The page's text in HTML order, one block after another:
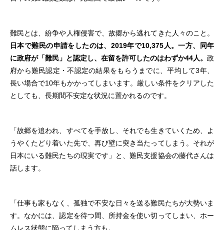
難民とは、紛争や人権侵害で、故郷から逃れてきた人々のこと。
日本で難民の申請をしたのは、2019年で10,375人。一方、同年
に政府が「難民」と認定し、在留を許可したのはわずか44人。 政
府から難民認定・不認定の結果をもらうまでに、平均して3年、
長い場合で10年もかかってしまいます。厳しい条件をクリアした
としても、長期間不安定な状況に置かれるのです。
「故郷を追われ、すべてを手放し、それでも生きていくため、よ
うやくたどり着いた先で、再び壁に突き当たってしまう。それが
日本にいる難民たちの現実です」と、難民支援協会の藤代さんは
話します。
「仕事も家もなく、孤独で不安な日々を送る難民たちが大勢いま
す。なかには、認定を待つ間、所持金を使い切ってしまい、ホー
ムレス状態に陥ってしまう方も。